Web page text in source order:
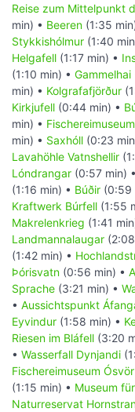
Reise zum Mittelpunkt
min) • Beeren (1:35
Stykkishólmur (1:40
Helgafell (1:17 min) •
(1:10 min) • Gammelhai
min) • Kolgrafafjörður
Kirkjufell (0:44 min) •
min) • Fischereimuseum
min) • Saxhóll (0:23
Lavahöhle Vatnshellir
Lóndrangar (0:57 min) •
(1:16 min) • Búðir (0:59
Kraftwerk Búrfell (1:55
Makrelenkrieg (1:41
Landmannalaugar
(1:42 min) •
Þórisvatn (0:56 min) •
Sprache (3:21 min) •
• Aussichtspunkt
Eyvindur (1:58 min) •
Riesen im Bláfell (3:20
• Wasserfall Dynjandi
Fischereimuseum Ósvör
(1:15 min) • Museum
Naturreservat